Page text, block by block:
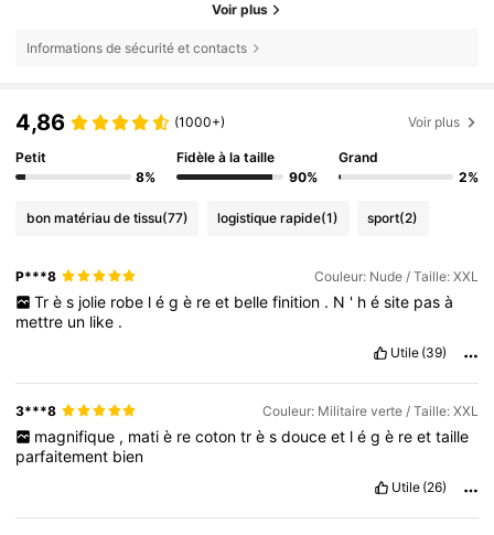
Voir plus
Informations de sécurité et contacts
4,86 (1000+) Voir plus
Petit
8%
Fidèle à la taille
90%
Grand
2%
bon matériau de tissu(77) logistique rapide(1) sport(2)
P***8 Couleur: Nude / Taille: XXL
Tr è s jolie robe l é g è re et belle finition . N ' h é site pas à
mettre un like .
Utile (39)
3***8 Couleur: Militaire verte / Taille: XXL
magnifique , mati è re coton tr è s douce et l é g è re et taille
parfaitement bien
Utile (26)